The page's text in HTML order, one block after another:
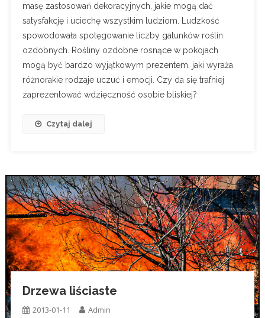
masę zastosowań dekoracyjnych, jakie mogą dać
satysfakcję i uciechę wszystkim ludziom. Ludzkość
spowodowała spotęgowanie liczby gatunków roślin
ozdobnych. Rośliny ozdobne rosnące w pokojach
mogą być bardzo wyjątkowym prezentem, jaki wyraża
różnorakie rodzaje uczuć i emocji. Czy da się trafniej
zaprezentować wdzięczność osobie bliskiej?
Czytaj dalej
Drzewa liściaste
2013-01-11 Admin